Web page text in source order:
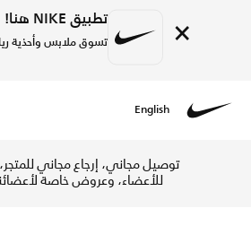
× تطبيق NIKE هنا!
تسوق ملابس وأحذية
English
توصيل مجاني، إرجاع مجاني
للأعضاء، وعروض خاصة